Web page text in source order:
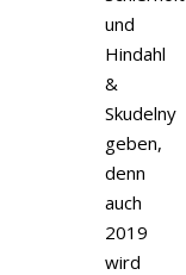
und
Hindahl
&
Skudelny
geben,
denn
auch
2019
wird